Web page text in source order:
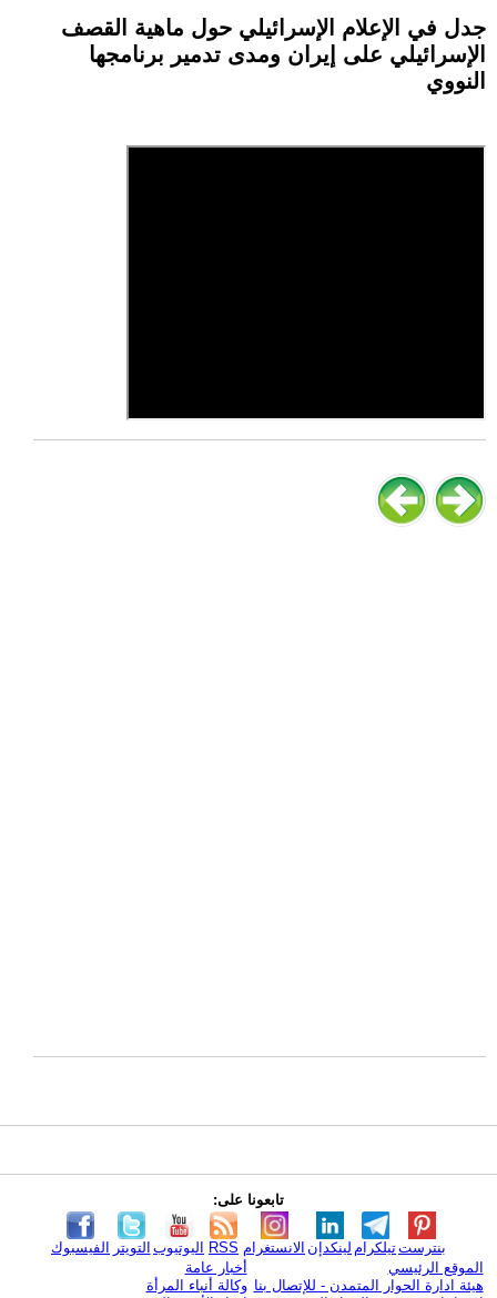
جدل في الإعلام الإسرائيلي حول ماهية القصف
الإسرائيلي على إيران ومدى تدمير برنامجها
النووي
تابعونا على:
الفيسبوك التويتر اليوتيوب RSS الانستغرام لينكدإن تيلكرامبنترست
الموقع الرئيسي
هيئة ادارة الحوار المتمدن - للإتصال بنا
أخبار عامة
وكالة أنباء المرأة